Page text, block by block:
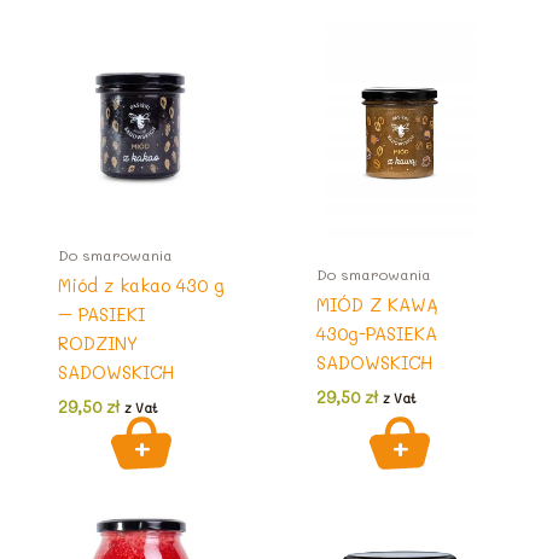
Do smarowania
Miód z kakao 430 g
– PASIEKI
RODZINY
SADOWSKICH
29,50zł z Vat
Do smarowania
MIÓD Z KAWĄ
430g-PASIEKA
SADOWSKICH
29,50zł z Vat